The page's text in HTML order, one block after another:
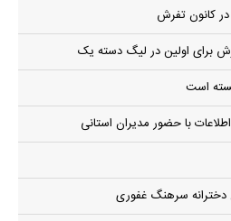
کانون تفرش
برای اولین در لیگ دسته یک
است
با حضور مدیران استانی
دخترانه سرهنگ غفوری